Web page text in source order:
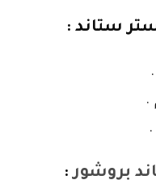
ستاند :
بروشور: